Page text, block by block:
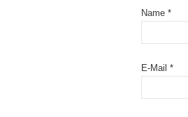
Name *
E-Mail *